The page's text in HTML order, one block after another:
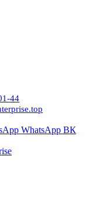
44
WhatsApp ВК